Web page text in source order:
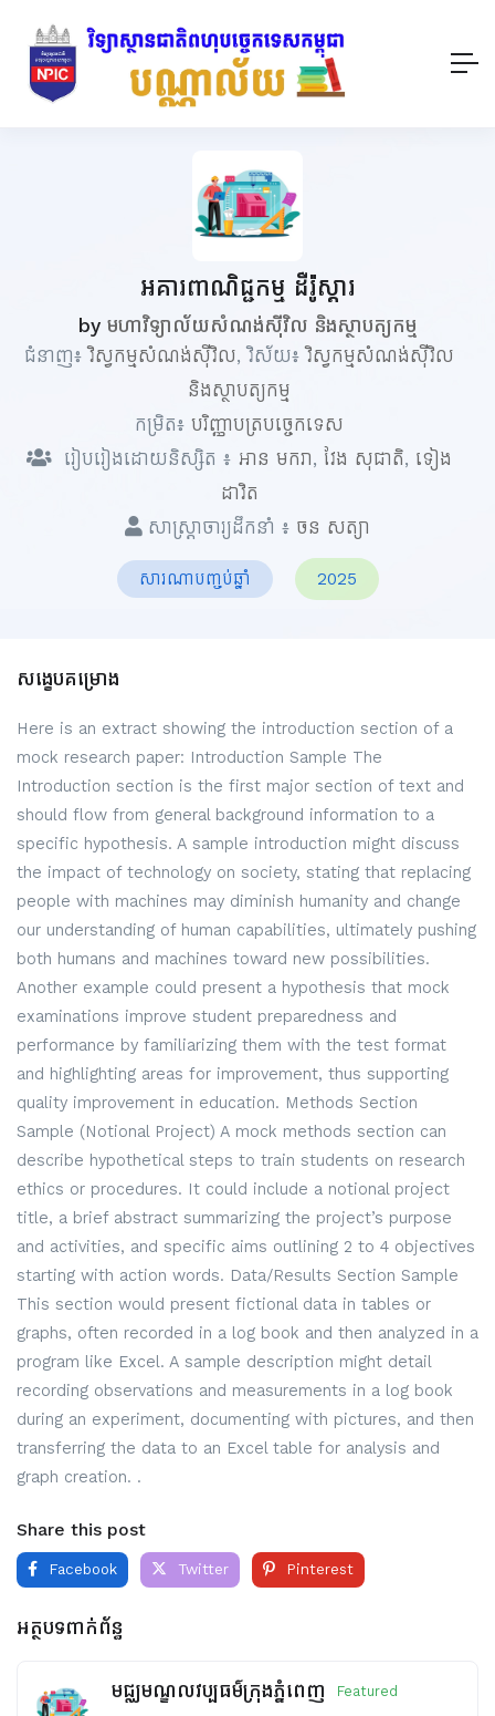
អគារពាណិជ្ជកម្ម ដឺរ៉ូស្ដារ
by មហាវិទ្យាល័យសំណង់ស៊ីវិល និងស្ថាបត្យកម្ម
ជំនាញ៖វិស្វកម្មសំណង់ស៊ីវិល, វិស័យ៖វិស្វកម្មសំណង់ស៊ីវិល
និងស្ថាបត្យកម្ម
កម្រិត៖ បរិញ្ញាបត្របច្ចេកទេស
រៀបរៀងដោយនិស្សិត ៖ អាន មករា, វែង សុជាតិ, ទៀង
ដាវិត
សាស្ត្រាចារ្យដឹកនាំ ៖ ចន​ សត្យា
សារណាបញ្ចប់ឆ្នាំ 2025
សង្ខេបគម្រោង
Here is an extract showing the introduction section of a
mock research paper: Introduction Sample The
Introduction section is the first major section of text and
should flow from general background information to a
specific hypothesis. A sample introduction might discuss
the impact of technology on society, stating that replacing
people with machines may diminish humanity and change
our understanding of human capabilities, ultimately pushing
both humans and machines toward new possibilities.
Another example could present a hypothesis that mock
examinations improve student preparedness and
performance by familiarizing them with the test format
and highlighting areas for improvement, thus supporting
quality improvement in education. Methods Section
Sample (Notional Project) A mock methods section can
describe hypothetical steps to train students on research
ethics or procedures. It could include a notional project
title, a brief abstract summarizing the project’s purpose
and activities, and specific aims outlining 2 to 4 objectives
starting with action words. Data/Results Section Sample
This section would present fictional data in tables or
graphs, often recorded in a log book and then analyzed in a
program like Excel. A sample description might detail
recording observations and measurements in a log book
during an experiment, documenting with pictures, and then
transferring the data to an Excel table for analysis and
graph creation. .
Share this post
Facebook Twitter Pinterest
អត្ថបទពាក់ព័ន្ធ
មជ្ឈមណ្ឌលវប្បធម៌ក្រុងភ្នំពេញ Featured